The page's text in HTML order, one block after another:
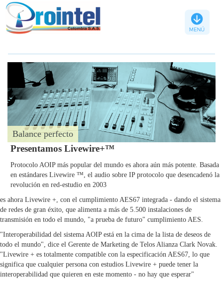
Balance perfecto
Presentamos Livewire+™
Protocolo AOIP más popular del mundo es ahora aún más potente. Basada
en estándares Livewire ™, el audio sobre IP protocolo que desencadenó la
revolución en red-estudio en 2003
es ahora Livewire +, con el cumplimiento AES67 integrada - dando el sistema
de redes de gran éxito, que alimenta a más de 5.500 instalaciones de
transmisión en todo el mundo, "a prueba de futuro" cumplimiento AES.
"Interoperabilidad del sistema AOIP está en la cima de la lista de deseos de
todo el mundo", dice el Gerente de Marketing de Telos Alianza Clark Novak.
"Livewire + es totalmente compatible con la especificación AES67, lo que
significa que cualquier persona con estudios Livewire + puede tener la
interoperabilidad que quieren en este momento - no hay que esperar"